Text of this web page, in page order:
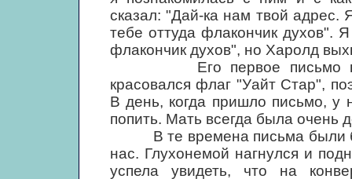
сказал: "Дай-ка нам твой
тебе оттуда флакончик духов".
флакончик духов", но Харолд
Его первое письмо
красовался флаг "Уайт Стар",
В день, когда пришло письмо, у
попить. Мать всегда была очень
В те времена письма были
нас. Глухонемой нагнулся и
успела увидеть, что на